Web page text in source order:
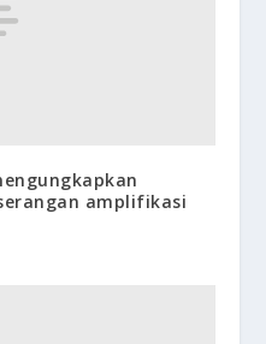
amplifikasi